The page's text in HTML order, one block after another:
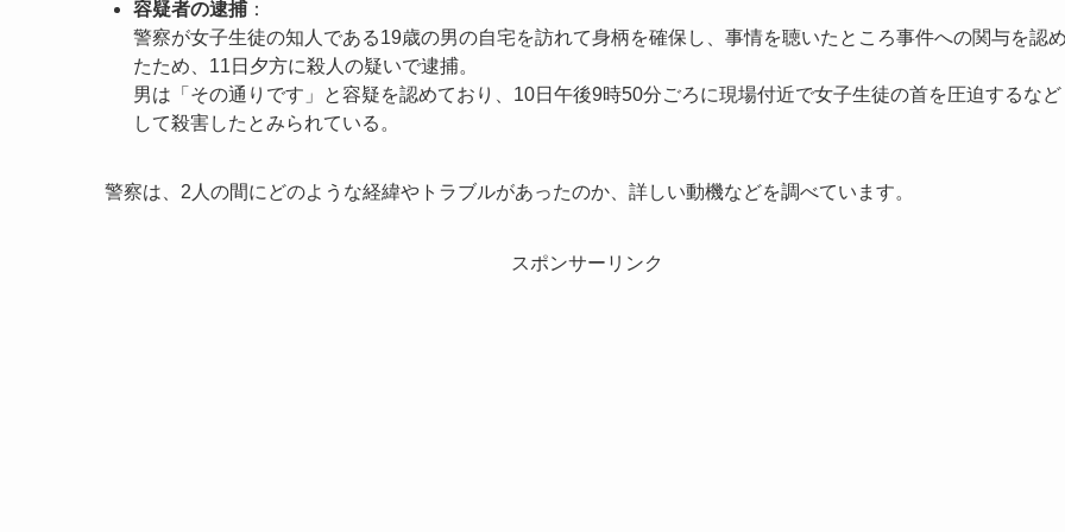
容疑者の逮捕：
警察が女子生徒の知人である19歳の男の自宅を訪れて身柄を確保し、事情を聴いたところ事件への関与を認
たため、11日夕方に殺人の疑いで逮捕。
男は「その通りです」と容疑を認めており、10日午後9時50分ごろに現場付近で女子生徒の首を圧迫するなど
して殺害したとみられている。
警察は、2人の間にどのような経緯やトラブルがあったのか、詳しい動機などを調べています。
スポンサーリンク